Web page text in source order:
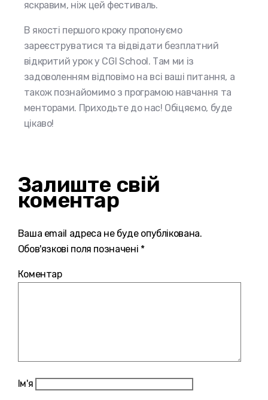
яскравим, ніж цей фестиваль.
В якості першого кроку пропонуємо
зареєструватися та відвідати безплатний
відкритий урок у CGI School. Там ми із
задоволенням відповімо на всі ваші питання, а
також познайомимо з програмою навчання та
менторами. Приходьте до нас! Обіцяємо, буде
цікаво!
Залиште свій
коментар
Ваша email адреса не буде опублікована.
Обов'язкові поля позначені *
Коментар
Ім'я